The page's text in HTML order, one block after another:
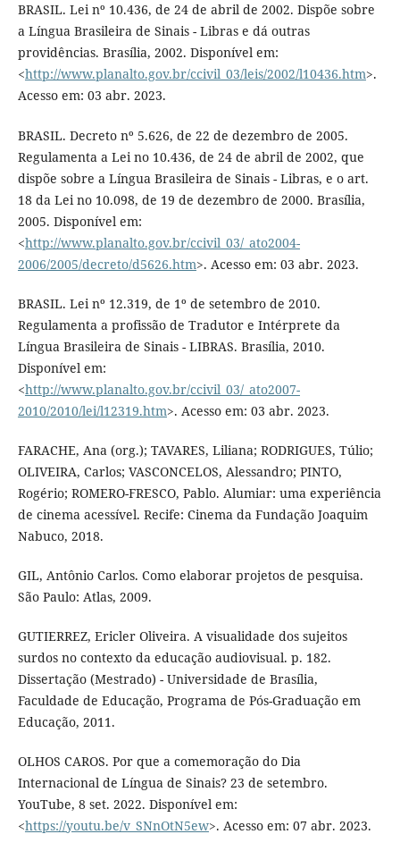
BRASIL. Lei nº 10.436, de 24 de abril de 2002. Dispõe sobre
a Língua Brasileira de Sinais - Libras e dá outras
providências. Brasília, 2002. Disponível em:
<http://www.planalto.gov.br/ccivil_03/leis/2002/l10436.htm>.
Acesso em: 03 abr. 2023.
BRASIL. Decreto nº 5.626, de 22 de dezembro de 2005.
Regulamenta a Lei no 10.436, de 24 de abril de 2002, que
dispõe sobre a Língua Brasileira de Sinais - Libras, e o art.
18 da Lei no 10.098, de 19 de dezembro de 2000. Brasília,
2005. Disponível em:
<http://www.planalto.gov.br/ccivil_03/_ato2004-
2006/2005/decreto/d5626.htm>. Acesso em: 03 abr. 2023.
BRASIL. Lei nº 12.319, de 1º de setembro de 2010.
Regulamenta a profissão de Tradutor e Intérprete da
Língua Brasileira de Sinais - LIBRAS. Brasília, 2010.
Disponível em:
<http://www.planalto.gov.br/ccivil_03/_ato2007-
2010/2010/lei/l12319.htm>. Acesso em: 03 abr. 2023.
FARACHE, Ana (org.); TAVARES, Liliana; RODRIGUES, Túlio;
OLIVEIRA, Carlos; VASCONCELOS, Alessandro; PINTO,
Rogério; ROMERO-FRESCO, Pablo. Alumiar: uma experiência
de cinema acessível. Recife: Cinema da Fundação Joaquim
Nabuco, 2018.
GIL, Antônio Carlos. Como elaborar projetos de pesquisa.
São Paulo: Atlas, 2009.
GUTIERREZ, Ericler Oliveira. A visualidade dos sujeitos
surdos no contexto da educação audiovisual. p. 182.
Dissertação (Mestrado) - Universidade de Brasília,
Faculdade de Educação, Programa de Pós-Graduação em
Educação, 2011.
OLHOS CAROS. Por que a comemoração do Dia
Internacional de Língua de Sinais? 23 de setembro.
YouTube, 8 set. 2022. Disponível em:
<https://youtu.be/v_SNnOtN5ew>. Acesso em: 07 abr. 2023.